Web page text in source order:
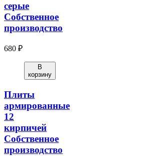
серые
Собственное
производство
680 ₽
В
корзину
Плиты
армированные
12
кирпичей
Собственное
производство